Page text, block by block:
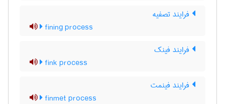
فرایند تصفیه
fining process
فرایند فینک
fink process
فرایند فینمت
finmet process